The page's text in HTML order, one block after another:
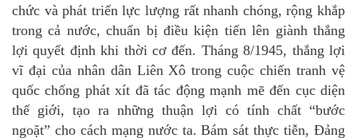
chức và phát triển lực lượng rất nhanh chóng, rộng khắp
trong cả nước, chuẩn bị điều kiện tiến lên giành thắng
lợi quyết định khi thời cơ đến. Tháng 8/1945, thắng lợi
vĩ đại của nhân dân Liên Xô trong cuộc chiến tranh vệ
quốc chống phát xít đã tác động mạnh mẽ đến cục diện
thế giới, tạo ra những thuận lợi có tính chất “bước
ngoặt” cho cách mạng nước ta. Bám sát thực tiễn, Đảng